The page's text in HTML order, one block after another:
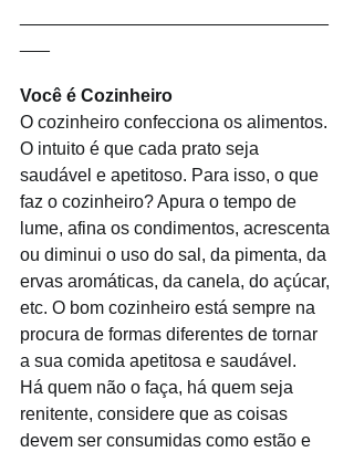
Você é Cozinheiro
O cozinheiro confecciona os alimentos.
O intuito é que cada prato seja
saudável e apetitoso. Para isso, o que
faz o cozinheiro? Apura o tempo de
lume, afina os condimentos, acrescenta
ou diminui o uso do sal, da pimenta, da
ervas aromáticas, da canela, do açúcar,
etc. O bom cozinheiro está sempre na
procura de formas diferentes de tornar
a sua comida apetitosa e saudável.
Há quem não o faça, há quem seja
renitente, considere que as coisas
devem ser consumidas como estão e